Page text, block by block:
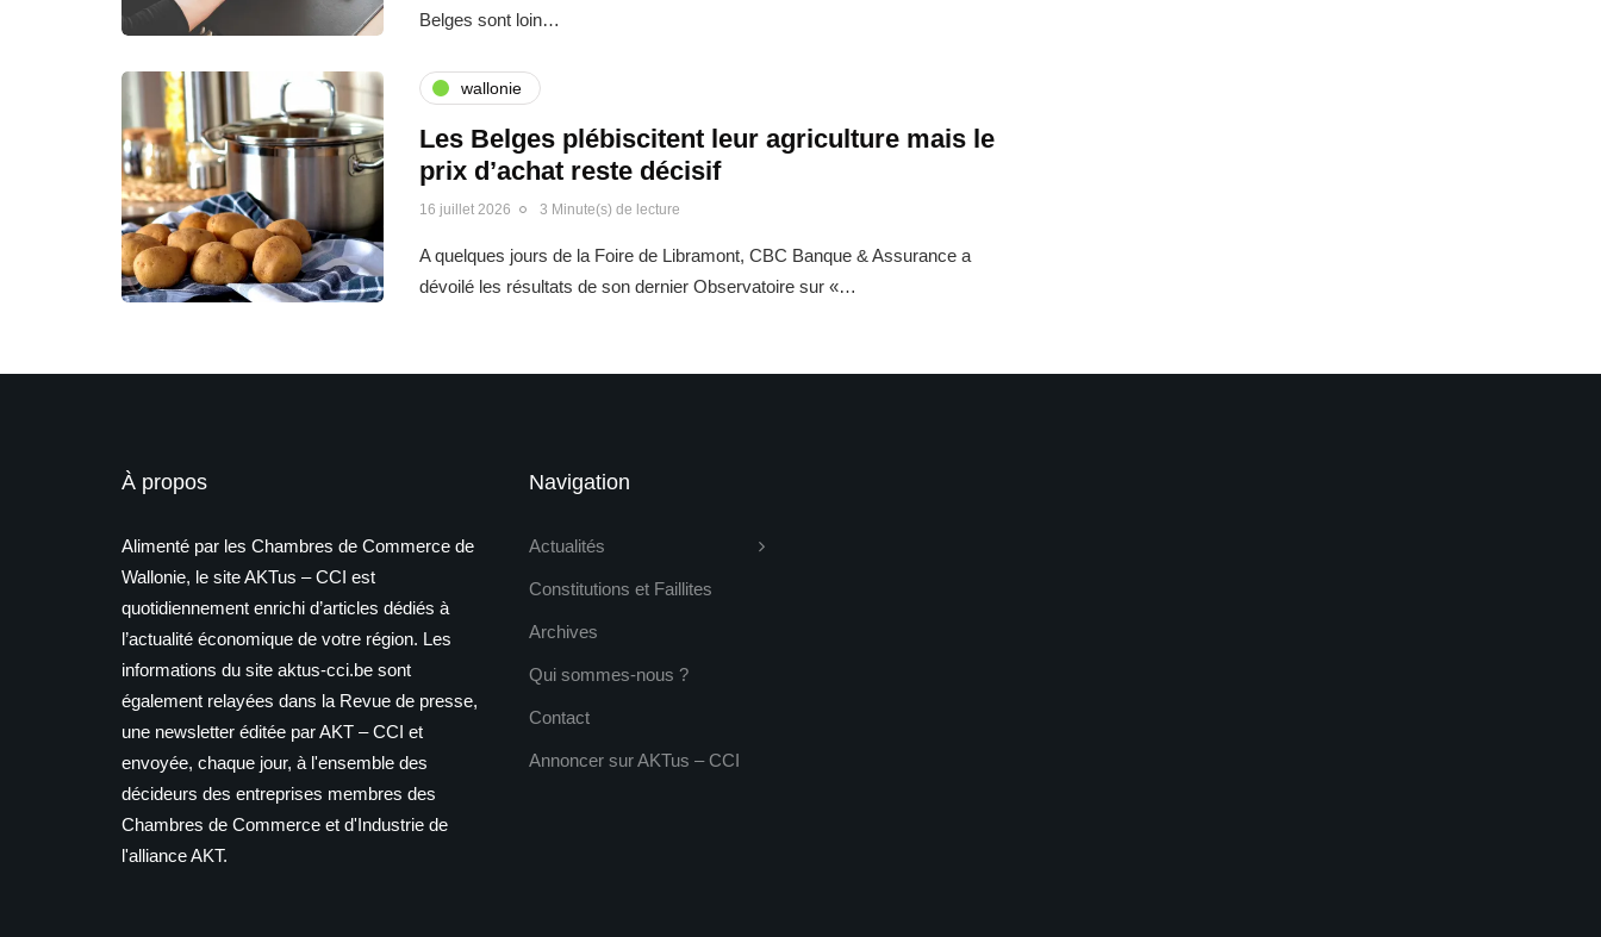
Belges sont loin…
wallonie
Les Belges plébiscitent leur agriculture mais le
prix d’achat reste décisif
16 juillet 2026 3 Minute(s) de lecture
A quelques jours de la Foire de Libramont, CBC Banque & Assurance a
dévoilé les résultats de son dernier Observatoire sur «…
À propos
Alimenté par les Chambres de Commerce de
Wallonie, le site AKTus – CCI est
quotidiennement enrichi d’articles dédiés à
l’actualité économique de votre région. Les
informations du site aktus-cci.be sont
également relayées dans la Revue de presse,
une newsletter éditée par AKT – CCI et
envoyée, chaque jour, à l'ensemble des
décideurs des entreprises membres des
Chambres de Commerce et d'Industrie de
l'alliance AKT.
Navigation
Actualités
Constitutions et Faillites
Archives
Qui sommes-nous ?
Contact
Annoncer sur AKTus – CCI